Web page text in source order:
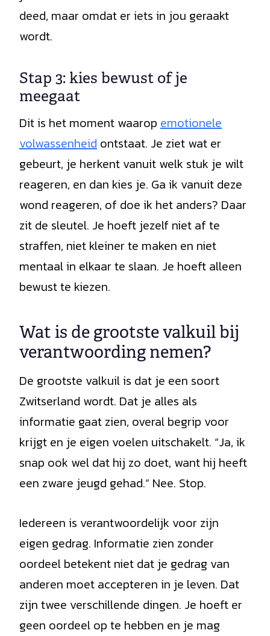
deed, maar omdat er iets in jou geraakt
wordt.
Stap 3: kies bewust of je
meegaat
Dit is het moment waarop emotionele
volwassenheid ontstaat. Je ziet wat er
gebeurt, je herkent vanuit welk stuk je wilt
reageren, en dan kies je. Ga ik vanuit deze
wond reageren, of doe ik het anders? Daar
zit de sleutel. Je hoeft jezelf niet af te
straffen, niet kleiner te maken en niet
mentaal in elkaar te slaan. Je hoeft alleen
bewust te kiezen.
Wat is de grootste valkuil bij
verantwoording nemen?
De grootste valkuil is dat je een soort
Zwitserland wordt. Dat je alles als
informatie gaat zien, overal begrip voor
krijgt en je eigen voelen uitschakelt. “Ja, ik
snap ook wel dat hij zo doet, want hij heeft
een zware jeugd gehad.” Nee. Stop.
Iedereen is verantwoordelijk voor zijn
eigen gedrag. Informatie zien zonder
oordeel betekent niet dat je gedrag van
anderen moet accepteren in je leven. Dat
zijn twee verschillende dingen. Je hoeft er
geen oordeel op te hebben en je mag